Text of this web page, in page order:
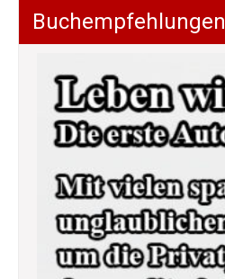
Buchempfehlungen